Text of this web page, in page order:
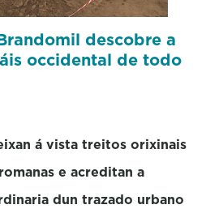
descobre a
occidental de todo
á vista treitos orixinais
e acreditan a
dun trazado urbano